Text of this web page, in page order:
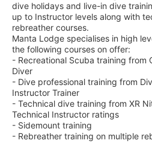
dive holidays and live-in dive
up to Instructor levels along with
rebreather courses.
Manta Lodge specialises in high
the following courses on offer:
- Recreational Scuba training from
Diver
- Dive professional training from
Instructor Trainer
- Technical dive training from XR
Technical Instructor ratings
- Sidemount training
- Rebreather training on multiple